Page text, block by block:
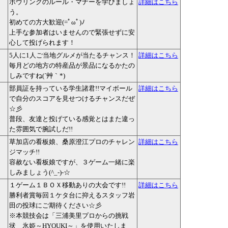
ボウリングのルール・マナーを学びましょ
う。
初めての方大歓迎(=ﾟωﾟ)ﾉ
上手な参加者はいませんので緊張せずに安
心して投げられます！
詳細はこちら
5人に1人ご当地グルメが当たるチャンス！
毎月どの地方の特産品が景品になるかたの
しみですね(´艸｀*)
詳細はこちら
部員証を持っている学生諸君!!マイボール
で自分のスコアを見せつけるチャンスだぜ
☆彡
普段、友達と投げている感覚とはまた違っ
た雰囲気で腕試しだ!!
詳細はこちら
草加店の看板娘、桑原澄江プロのチャレン
ジマッチ!!
容赦ない看板娘ですが、３ゲーム一緒に楽
しみましょう(^_-)-☆
詳細はこちら
１ゲーム１ＢＯＸ移動ありの大会です!!
勝利者賞毎回１ケタ台に抑えるスタッフ岩
田の投球にご期待ください☆彡
※本競技会は「三浦美里プロからの挑戦
状 氷姫～HYOUKI～」を使用いたしま
詳細はこちら